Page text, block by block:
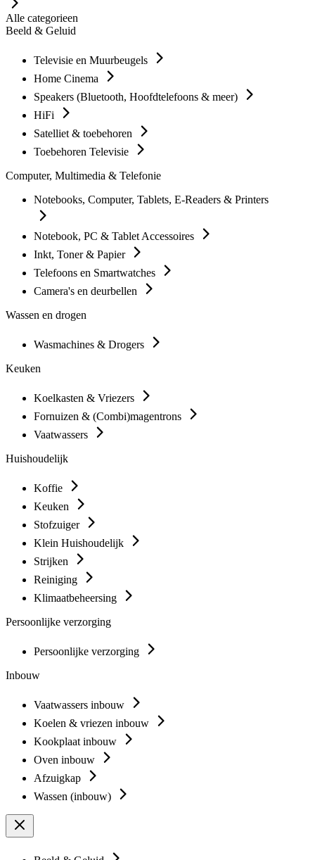
Alle categorieen
Beeld & Geluid
Televisie en Muurbeugels
Home Cinema
Speakers (Bluetooth, Hoofdtelefoons & meer)
HiFi
Satelliet & toebehoren
Toebehoren Televisie
Computer, Multimedia & Telefonie
Notebooks, Computer, Tablets, E-Readers & Printers
Notebook, PC & Tablet Accessoires
Inkt, Toner & Papier
Telefoons en Smartwatches
Camera's en deurbellen
Wassen en drogen
Wasmachines & Drogers
Keuken
Koelkasten & Vriezers
Fornuizen & (Combi)magentrons
Vaatwassers
Huishoudelijk
Koffie
Keuken
Stofzuiger
Klein Huishoudelijk
Strijken
Reiniging
Klimaatbeheersing
Persoonlijke verzorging
Persoonlijke verzorging
Inbouw
Vaatwassers inbouw
Koelen & vriezen inbouw
Kookplaat inbouw
Oven inbouw
Afzuigkap
Wassen (inbouw)